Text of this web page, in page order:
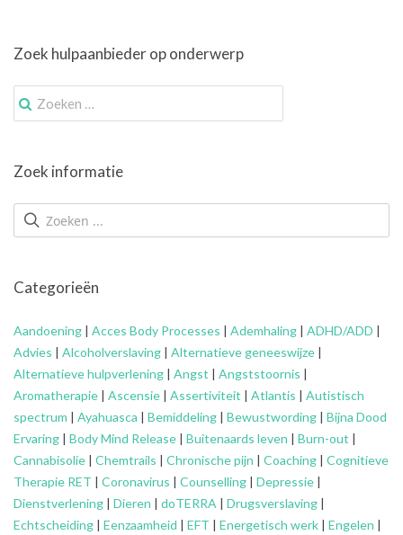
Zoek hulpaanbieder op onderwerp
Zoek
naar:
Zoek informatie
Categorieën
Aandoening | Acces Body Processes | Ademhaling | ADHD/ADD |
Advies | Alcoholverslaving | Alternatieve geneeswijze |
Alternatieve hulpverlening | Angst | Angststoornis |
Aromatherapie | Ascensie | Assertiviteit | Atlantis | Autistisch
spectrum | Ayahuasca | Bemiddeling | Bewustwording | Bijna Dood
Ervaring | Body Mind Release | Buitenaards leven | Burn-out |
Cannabisolie | Chemtrails | Chronische pijn | Coaching | Cognitieve
Therapie RET | Coronavirus | Counselling | Depressie |
Dienstverlening | Dieren | doTERRA | Drugsverslaving |
Echtscheiding | Eenzaamheid | EFT | Energetisch werk | Engelen |